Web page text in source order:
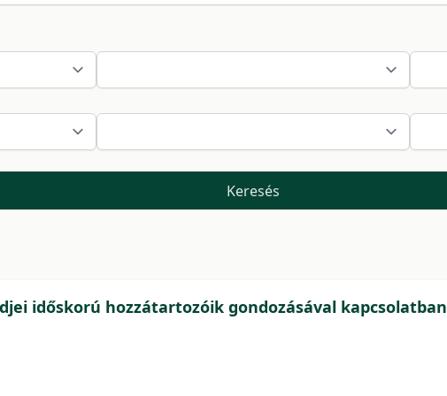
Keresés
időskorú hozzátartozóik gondozásával kapcsolatban